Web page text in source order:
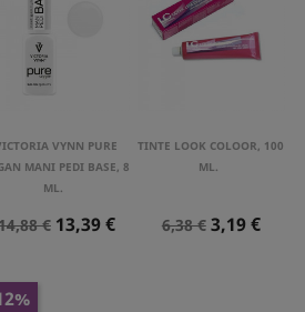
VYNN PURE
MANI PEDI BASE, 8
ML.
€ Precio
13,39 €
TINTE LOOK COLOOR, 100
ML.
Precio
6,38 € Precio
3,19 €